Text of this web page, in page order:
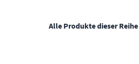
Alle Produkte dieser